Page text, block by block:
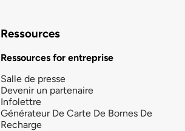
Ressources
Ressources for entreprise
Salle de presse
Devenir un partenaire
Infolettre
Générateur De Carte De Bornes De
Recharge